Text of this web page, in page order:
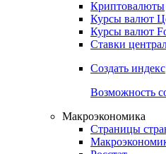
Криптовалюты
Курсы валют
Курсы валют
Ставки
Создать индекс
Возможность
Макроэкономика
Страницы